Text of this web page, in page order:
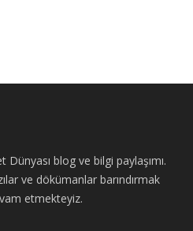
blog ve bilgi paylaşımı.
ve dökümanlar barındırmak
etmekteyiz.